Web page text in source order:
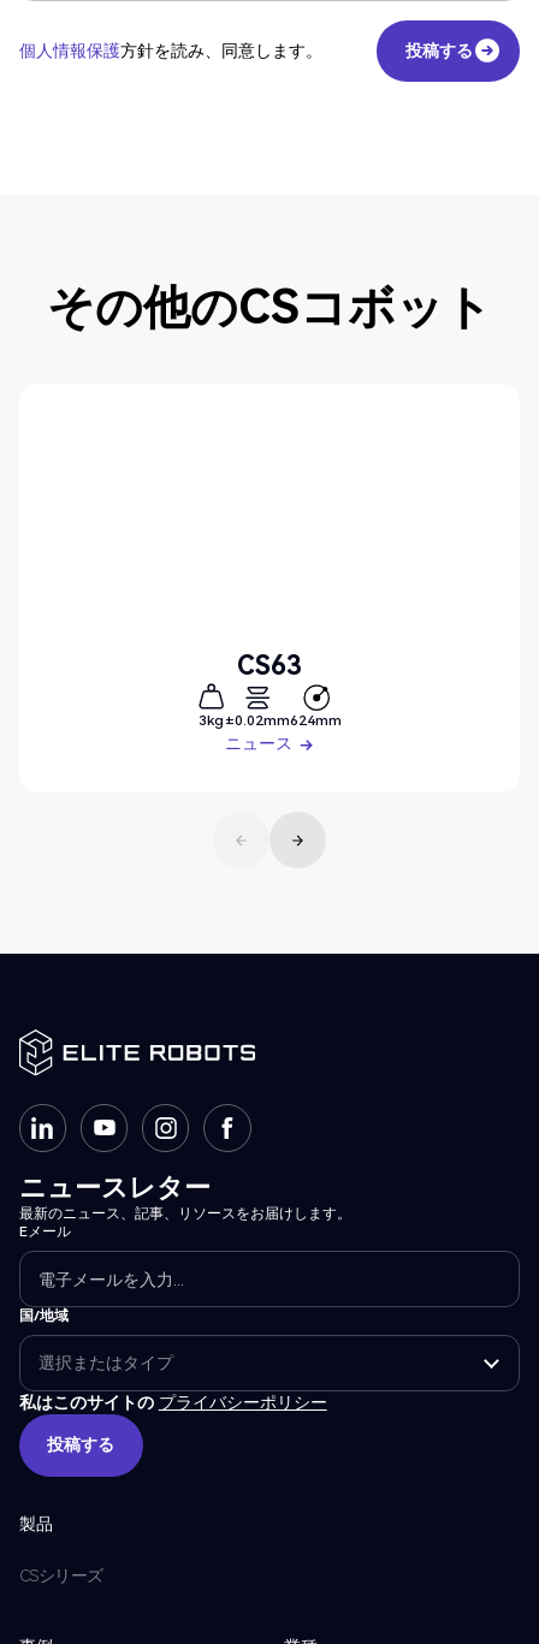
個人情報保護方針を読み、同意します。
投稿する
投稿する
その他のCSコボット
CS63
3kg ±0.02mm624mm
ニュース
ニュースレター
最新のニュース、記事、リソースをお届けします。
Eメール
国/地域
私はこのサイトの プライバシーポリシー
投稿する
投稿する
製品
CSシリーズ